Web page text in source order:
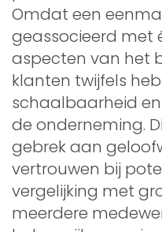
Omdat een
geassocieerd met
aspecten van het
klanten twijfels
schaalbaarheid
de onderneming.
gebrek aan
vertrouwen bij
vergelijking met
meerdere